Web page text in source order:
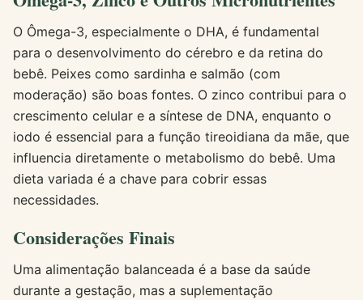
O Ômega-3, especialmente o DHA, é fundamental
para o desenvolvimento do cérebro e da retina do
bebê. Peixes como sardinha e salmão (com
moderação) são boas fontes. O zinco contribui para o
crescimento celular e a síntese de DNA, enquanto o
iodo é essencial para a função tireoidiana da mãe, que
influencia diretamente o metabolismo do bebê. Uma
dieta variada é a chave para cobrir essas
necessidades.
Considerações Finais
Uma alimentação balanceada é a base da saúde
durante a gestação, mas a suplementação